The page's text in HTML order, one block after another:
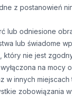
z postanowień
lub odniesione
lub świadome
nie jest
na mocy
innych
zobowiązania